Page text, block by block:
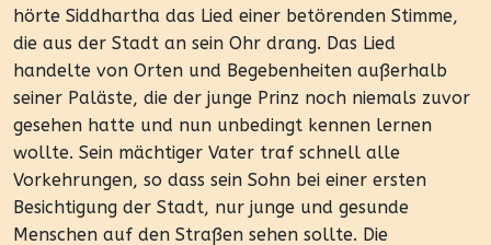
hörte Siddhartha das Lied einer betörenden Stimme,
die aus der Stadt an sein Ohr drang. Das Lied
handelte von Orten und Begebenheiten außerhalb
seiner Paläste, die der junge Prinz noch niemals zuvor
gesehen hatte und nun unbedingt kennen lernen
wollte. Sein mächtiger Vater traf schnell alle
Vorkehrungen, so dass sein Sohn bei einer ersten
Besichtigung der Stadt, nur junge und gesunde
Menschen auf den Straßen sehen sollte. Die